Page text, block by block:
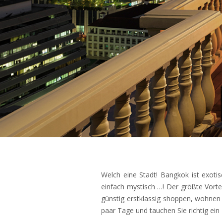
Welch eine Stadt! Bangkok ist
einfach mystisch …! Der größte
günstig erstklassig shoppen,
paar Tage und tauchen Sie richtig